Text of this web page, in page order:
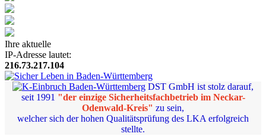
Ihre aktuelle
IP-Adresse lautet:
216.73.217.104
DST GmbH ist stolz darauf,
seit 1991 "der einzige Sicherheitsfachbetrieb im Neckar-
Odenwald-Kreis" zu sein,
welcher sich der hohen Qualitätsprüfung des LKA erfolgreich
stellte.